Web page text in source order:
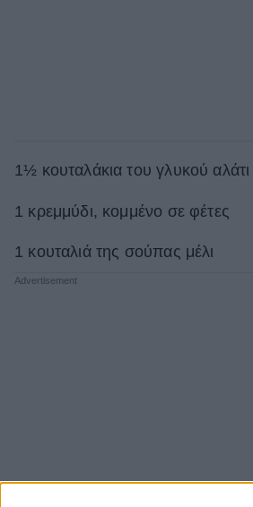
1½ κουταλάκια του γλυκού αλάτι
1 κρεμμύδι, κομμένο σε φέτες
1 κουταλιά της σούπας μέλι